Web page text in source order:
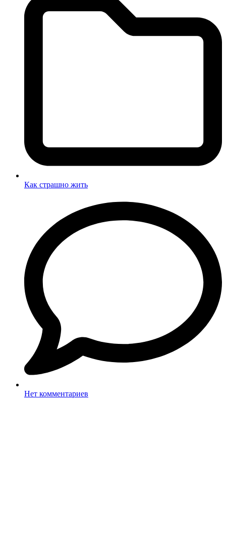
Как страшно жить
Нет комментариев